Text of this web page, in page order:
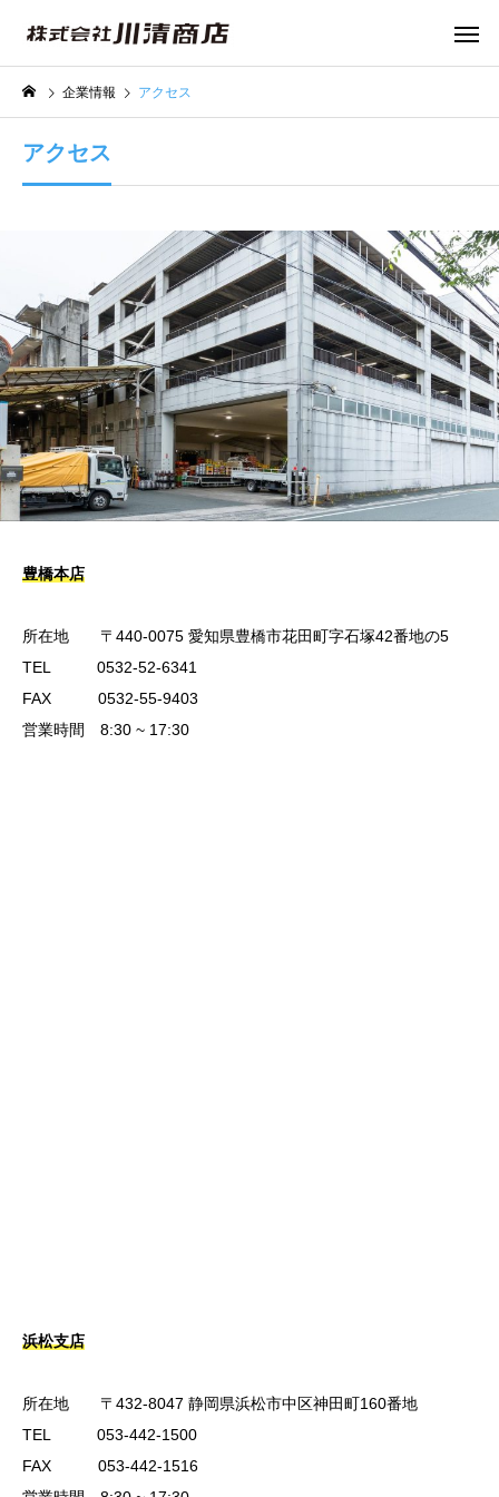
企業情報 アクセス
アクセス
豊橋本店
所在地 〒440-0075 愛知県豊橋市花田町字石塚42番地の5
TEL 0532-52-6341
FAX 0532-55-9403
営業時間 8:30 ~ 17:30
浜松支店
所在地 〒432-8047 静岡県浜松市中区神田町160番地
TEL 053-442-1500
FAX 053-442-1516